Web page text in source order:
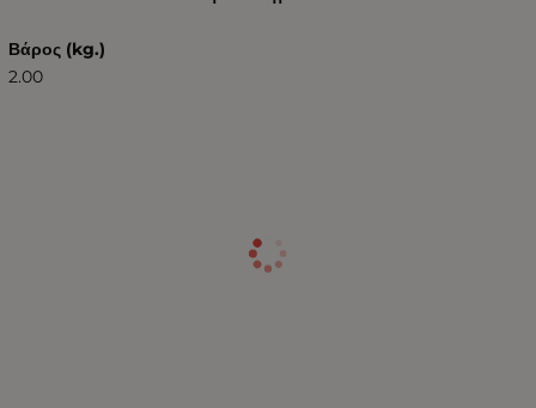
Βάρος (kg.)
2.00